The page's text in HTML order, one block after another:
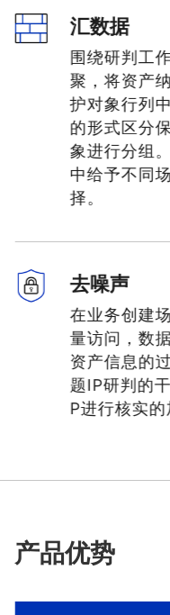
汇数据
围绕研判工
聚，将资产
护对象行列
的形式区分
象进行分组
中给予不同
择。
去噪声
在业务创建
量访问，数
资产信息的
题IP研判的
P进行核实的
产品优势